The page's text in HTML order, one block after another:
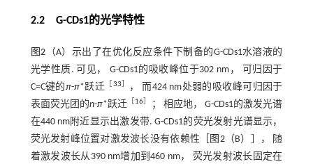
2.2 G-CDs1的光学特性
图2 （A）示出了在优化反应条件下制备的G-CDs1水溶液的
光学性质. 可见， G-CDs1的吸收峰位于302 nm， 可归因于
C=C键的π-π*跃迁 33
， 而424 nm处弱的吸收峰可归因于
表面荧光团的n-π*跃迁 16
； 相应地， G-CDs1的激发光谱
在440 nm附近显示出激发带. G-CDs1的荧光发射光谱显示，
荧光发射峰位置对激发波长没有依赖性［
图2（B）］， 随
着激发波长从390 nm增加到460 nm， 荧光发射波长固定在